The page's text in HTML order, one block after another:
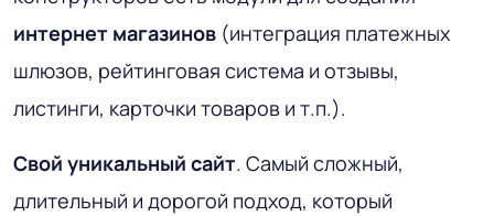
интернет магазинов (интеграция платежных
шлюзов, рейтинговая система и отзывы,
листинги, карточки товаров и т.п.).
Свой уникальный сайт. Самый сложный,
длительный и дорогой подход, который